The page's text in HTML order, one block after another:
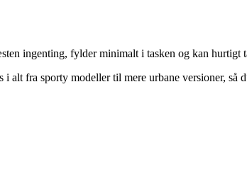
ingenting, fylder minimalt i tasken og kan hurtigt
fra sporty modeller til mere urbane versioner, så